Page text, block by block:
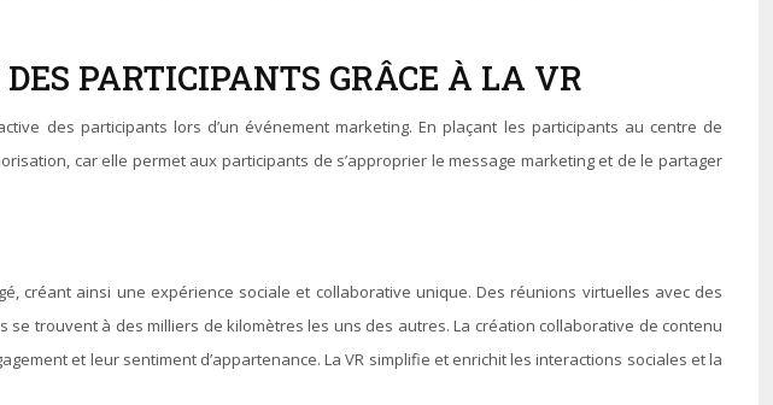
PARTICIPANTS GRÂCE À LA VR
des participants lors d’un événement marketing. En plaçant les participants au centre de
car elle permet aux participants de s’approprier le message marketing et de le partager
créant ainsi une expérience sociale et collaborative unique. Des réunions virtuelles avec des
trouvent à des milliers de kilomètres les uns des autres. La création collaborative de contenu
et leur sentiment d’appartenance. La VR simplifie et enrichit les interactions sociales et la